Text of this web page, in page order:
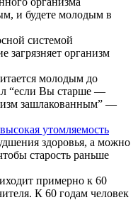
и будете молодым в
системой
загрязняет организм
молодым до
“если Вы старше —
зашлакованным” —
утомляемость
здоровья, а можно
старость раньше
примерно к 60
К 60 годам человек